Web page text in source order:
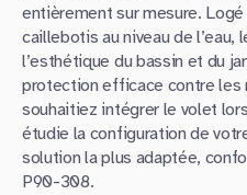
entièrement sur mesure.
caillebotis au niveau de l’eau,
l’esthétique du bassin et du
protection efficace contre les
souhaitiez intégrer le volet
étudie la configuration de
solution la plus adaptée,
P90-308.